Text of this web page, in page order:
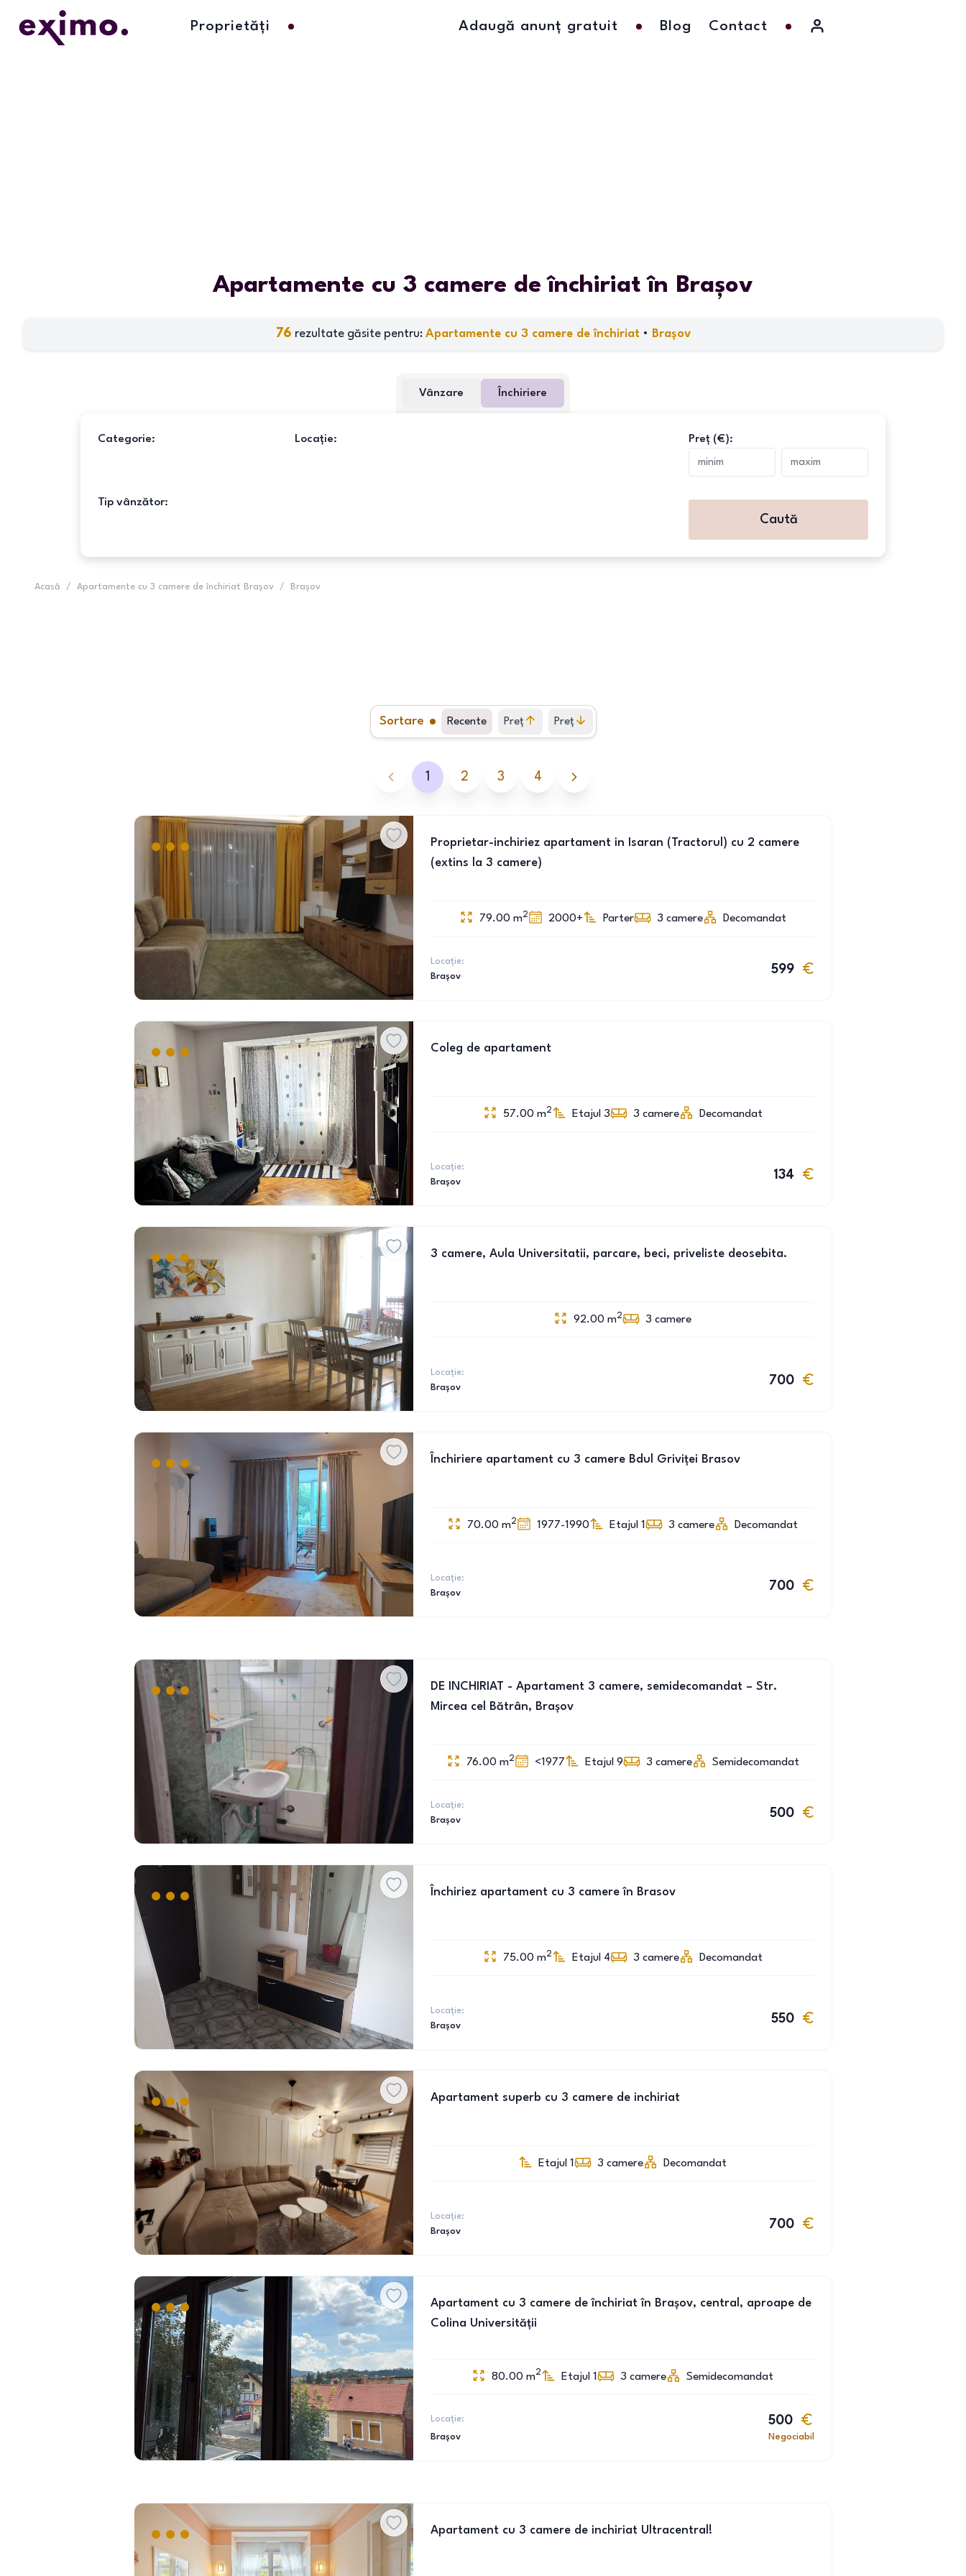
Proprietăți Adaugă anunț gratuit Blog Contact
Apartamente cu 3 camere de închiriat în Brașov
76 rezultate găsite pentru: Apartamente cu 3 camere de închiriat • Brașov
Vânzare Închiriere
Categorie: Locație: Preț (€):
Tip vânzător:
Caută
Acasă / Apartamente cu 3 camere de închiriat Brașov / Brașov
Sortare Recente Preț
crescător
Preț
descrescător
1 2 3 4
Proprietar-inchiriez apartament in Isaran (Tractorul) cu 2 camere
(extins la 3 camere)
79.00 m2 2000+ Parter 3 camere Decomandat
Locație:
Brașov
599
Coleg de apartament
57.00 m2 Etajul 3 3 camere Decomandat
Locație:
Brașov
134
3 camere, Aula Universitatii, parcare, beci, priveliste deosebita.
92.00 m2 3 camere
Locație:
Brașov
700
Închiriere apartament cu 3 camere Bdul Griviței Brasov
70.00 m2 1977-1990 Etajul 1 3 camere Decomandat
Locație:
Brașov
700
DE INCHIRIAT - Apartament 3 camere, semidecomandat – Str.
Mircea cel Bătrân, Brașov
76.00 m2 <1977 Etajul 9 3 camere Semidecomandat
Locație:
Brașov
500
Închiriez apartament cu 3 camere în Brasov
75.00 m2 Etajul 4 3 camere Decomandat
Locație:
Brașov
550
Apartament superb cu 3 camere de inchiriat
Etajul 1 3 camere Decomandat
Locație:
Brașov
700
Apartament cu 3 camere de închiriat în Brașov, central, aproape de
Colina Universității
80.00 m2 Etajul 1 3 camere Semidecomandat
Locație:
Brașov
500
Negociabil
Apartament cu 3 camere de inchiriat Ultracentral!